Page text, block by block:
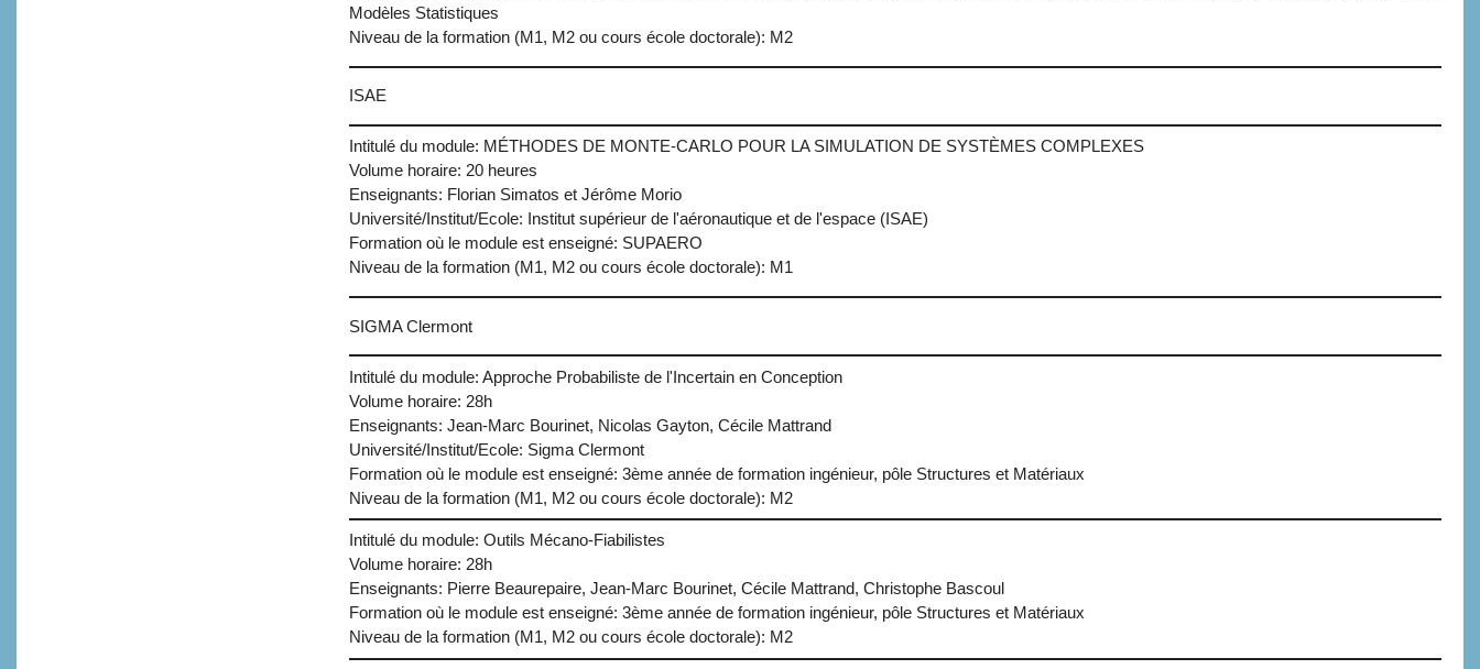
Modèles Statistiques
Niveau de la formation (M1, M2 ou cours école doctorale): M2
ISAE
Intitulé du module: MÉTHODES DE MONTE-CARLO POUR LA SIMULATION DE SYSTÈMES COMPLEXES
Volume horaire: 20 heures
Enseignants: Florian Simatos et Jérôme Morio
Université/Institut/Ecole: Institut supérieur de l'aéronautique et de l'espace (ISAE)
Formation où le module est enseigné: SUPAERO
Niveau de la formation (M1, M2 ou cours école doctorale): M1
SIGMA Clermont
Intitulé du module: Approche Probabiliste de l'Incertain en Conception
Volume horaire: 28h
Enseignants: Jean-Marc Bourinet, Nicolas Gayton, Cécile Mattrand
Université/Institut/Ecole: Sigma Clermont
Formation où le module est enseigné: 3ème année de formation ingénieur, pôle Structures et Matériaux
Niveau de la formation (M1, M2 ou cours école doctorale): M2
Intitulé du module: Outils Mécano-Fiabilistes
Volume horaire: 28h
Enseignants: Pierre Beaurepaire, Jean-Marc Bourinet, Cécile Mattrand, Christophe Bascoul
Formation où le module est enseigné: 3ème année de formation ingénieur, pôle Structures et Matériaux
Niveau de la formation (M1, M2 ou cours école doctorale): M2